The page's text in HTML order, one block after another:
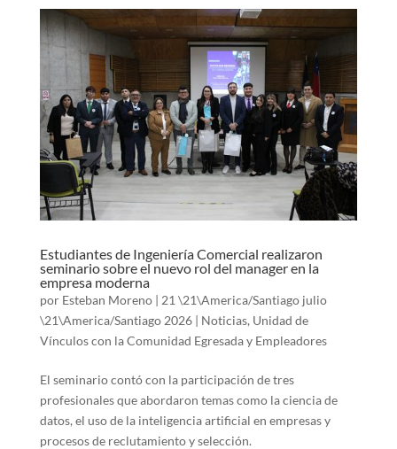
Estudiantes de Ingeniería Comercial realizaron
seminario sobre el nuevo rol del manager en la
empresa moderna
por Esteban Moreno| 21 \21\America/Santiago julio
\21\America/Santiago 2026| Noticias, Unidad de
Vínculos con la Comunidad Egresada y Empleadores
El seminario contó con la participación de tres
profesionales que abordaron temas como la ciencia de
datos, el uso de la inteligencia artificial en empresas y
procesos de reclutamiento y selección.